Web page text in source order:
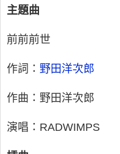
主題曲
前前前世
作詞： 野田洋次郎
作曲：野田洋次郎
演唱：RADWIMPS